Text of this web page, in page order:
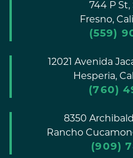
744 P
Fresno,
(559)
12021 Avenida
Hesperia,
(760)
8350
Rancho
(909)